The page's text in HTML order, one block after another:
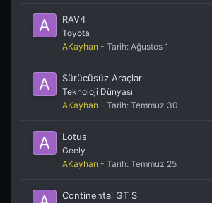
RAV4
Toyota
AKayhan - Tarih: Ağustos 1
Sürücüsüz Araçlar
Teknoloji Dünyası
AKayhan - Tarih: Temmuz 30
Lotus
Geely
AKayhan - Tarih: Temmuz 25
Continental GT S